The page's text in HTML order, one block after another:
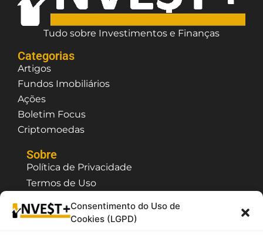
Consentimento do Uso de
Cookies (LGPD)
Tudo sobre Investimentos e Finanças
Categorias
Artigos
Fundos Imobiliários
Ações
Boletim Focus
Criptomoedas
Sobre
Política de Privacidade
Termos de Uso
Quem Somos